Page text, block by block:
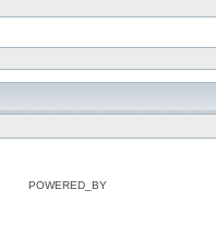
POWERED_BY